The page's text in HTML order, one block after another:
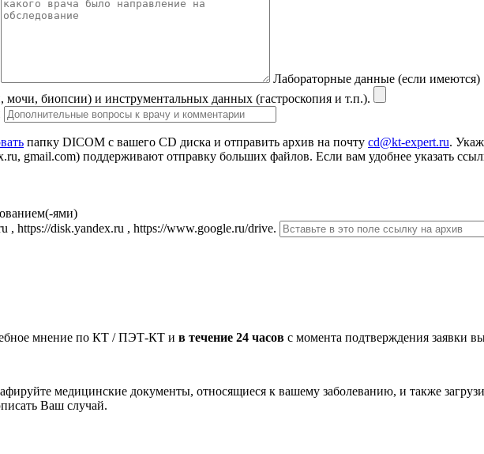
Лабораторные данные (если имеются)
мочи, биопсии) и инструментальных данных (гастроскопия и т.п.).
папку DICOM с вашего CD диска и отправить архив на почту cd@kt-expert.ru.
gmail.com) поддерживают отправку больших файлов. Если вам удобнее указать
ями)
https://disk.yandex.ru , https://www.google.ru/drive.
мнение по КТ / ПЭТ-КТ и в течение 24 часов с момента подтверждения заявки
медицинские документы, относящиеся к вашему заболеванию, и также
Ваш случай.